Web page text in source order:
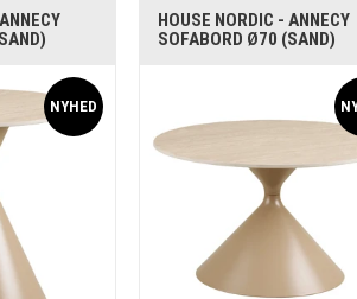
HOUSE NORDIC - ANNECY
SOFABORD Ø70 (SAND)